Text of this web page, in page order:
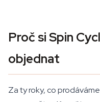
Proč si Spin
objednat
Za ty roky, co